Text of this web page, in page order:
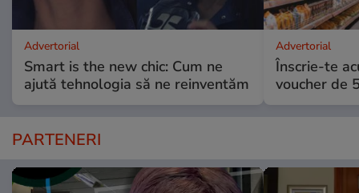
Advertorial
Smart is the new chic: Cum ne
ajută tehnologia să ne reinventăm
Advertorial
Înscrie-te
voucher de
PARTENERI